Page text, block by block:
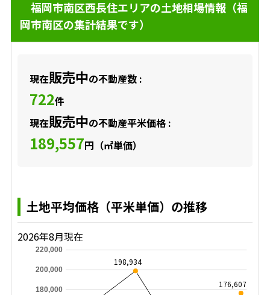
福岡市南区西長住エリアの土地相場情報（福
岡市南区の集計結果です）
現在販売中の不動産数 :
722件
現在販売中の不動産平米価格 :
189,557円（㎡単価）
土地平均価格（平米単価）の推移
2026年8月現在
180,000
200,000
220,000
198,934
176,607